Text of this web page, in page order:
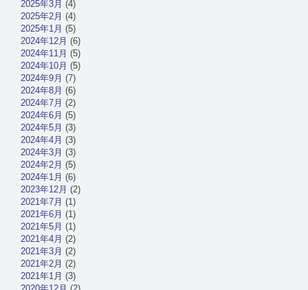
2025年3月 (4)
2025年2月 (4)
2025年1月 (5)
2024年12月 (6)
2024年11月 (5)
2024年10月 (5)
2024年9月 (7)
2024年8月 (6)
2024年7月 (2)
2024年6月 (5)
2024年5月 (3)
2024年4月 (3)
2024年3月 (3)
2024年2月 (5)
2024年1月 (6)
2023年12月 (2)
2021年7月 (1)
2021年6月 (1)
2021年5月 (1)
2021年4月 (2)
2021年3月 (2)
2021年2月 (2)
2021年1月 (3)